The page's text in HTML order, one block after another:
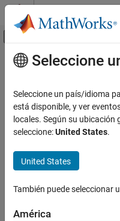
Saltar al contenido
Mostrar/ocultar
Inicio de Documentación
Contenido principal
How
Seleccione
Seleccione un país/idioma
está disponible, y ver
locales. Según su
seleccione:United States.
United States
También puede seleccionar
América